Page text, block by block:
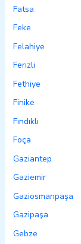
Fatsa
Feke
Felahiye
Ferizli
Fethiye
Finike
Fındıklı
Foça
Gaziantep
Gaziemir
Gaziosmanpaşa
Gazipaşa
Gebze